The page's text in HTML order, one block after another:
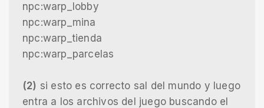
npc:warp_lobby
npc:warp_mina
npc:warp_tienda
npc:warp_parcelas
(2) si esto es correcto sal del mundo y luego
entra a los archivos del juego buscando el